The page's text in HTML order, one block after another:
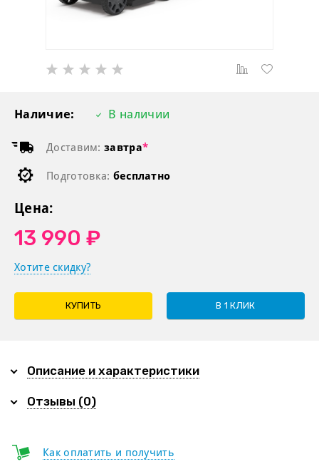
Наличие: В наличии
Доставим: завтра*
Подготовка: бесплатно
Цена:
13 990 ₽
Хотите скидку?
КУПИТЬ В 1 КЛИК
Описание и характеристики
Отзывы (0)
Как оплатить и получить